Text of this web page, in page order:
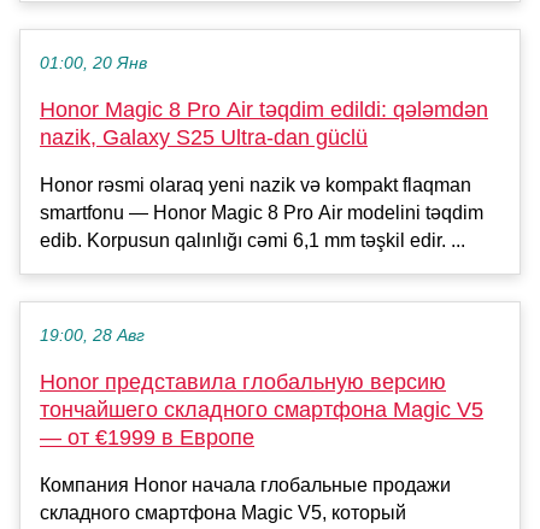
01:00, 20 Янв
Honor Magic 8 Pro Air təqdim edildi: qələmdən
nazik, Galaxy S25 Ultra-dan güclü
Honor rəsmi olaraq yeni nazik və kompakt flaqman
smartfonu — Honor Magic 8 Pro Air modelini təqdim
edib. Korpusun qalınlığı cəmi 6,1 mm təşkil edir. ...
19:00, 28 Авг
Honor представила глобальную версию
тончайшего складного смартфона Magic V5
— от €1999 в Европе
Компания Honor начала глобальные продажи
складного смартфона Magic V5, который